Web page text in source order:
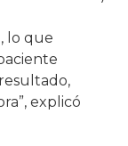
lo que
explicó